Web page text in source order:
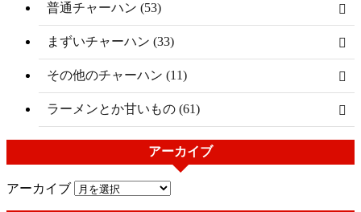
普通チャーハン (53)
まずいチャーハン (33)
その他のチャーハン (11)
ラーメンとか甘いもの (61)
アーカイブ
アーカイブ